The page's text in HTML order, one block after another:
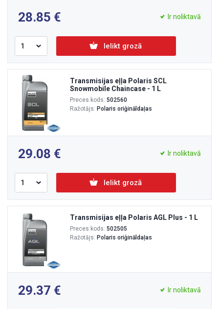
28.85 Ir noliktavā
Ielikt grozā
Transmisijas eļļa Polaris SCL
Snowmobile Chaincase - 1 L
Preces kods: 502560
Ražotājs: Polaris oriģināldaļas
29.08 Ir noliktavā
Ielikt grozā
Transmisijas eļļa Polaris AGL Plus - 1 L
Preces kods: 502505
Ražotājs: Polaris oriģināldaļas
29.37 Ir noliktavā